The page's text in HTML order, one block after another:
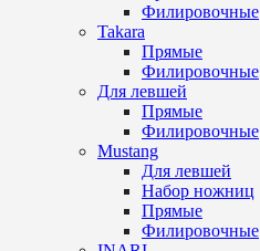
Филировочные
Takara
Прямые
Филировочные
Для левшей
Прямые
Филировочные
Mustang
Для левшей
Набор ножниц
Прямые
Филировочные